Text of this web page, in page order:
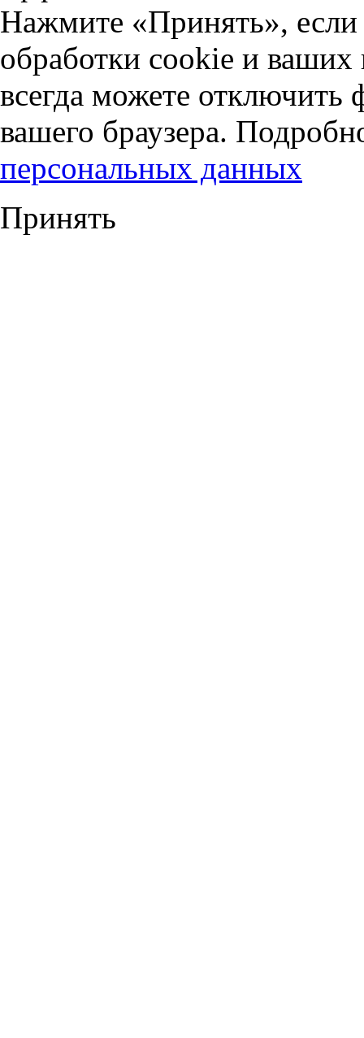
Нажмите «Принять», если
обработки cookie и
всегда можете отключить
вашего браузера.
персональных данных
Принять